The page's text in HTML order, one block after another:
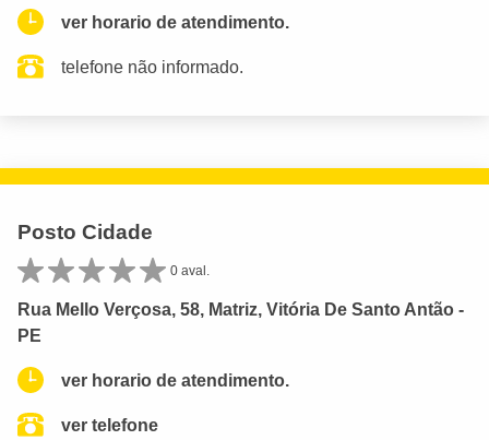
ver horario de atendimento.
telefone não informado.
Posto Cidade
0 aval.
Rua Mello Verçosa, 58, Matriz, Vitória De Santo Antão -
PE
ver horario de atendimento.
ver telefone